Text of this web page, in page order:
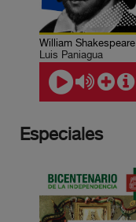
William Shakespeare
Luis Paniagua
Especiales